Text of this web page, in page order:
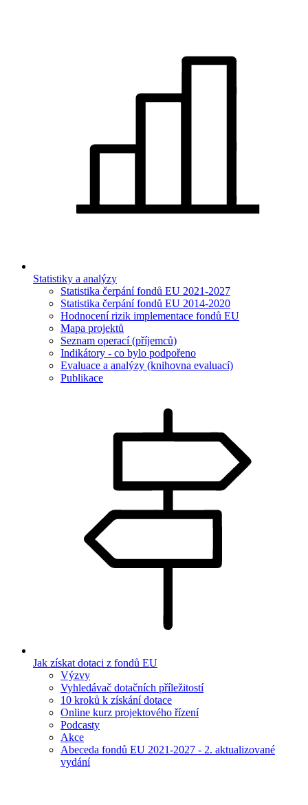
Statistiky a analýzy
Statistika čerpání fondů EU 2021-2027
Statistika čerpání fondů EU 2014-2020
Hodnocení rizik implementace fondů EU
Mapa projektů
Seznam operací (příjemců)
Indikátory - co bylo podpořeno
Evaluace a analýzy (knihovna evaluací)
Publikace
Jak získat dotaci z fondů EU
Výzvy
Vyhledávač dotačních příležitostí
10 kroků k získání dotace
Online kurz projektového řízení
Podcasty
Akce
Abeceda fondů EU 2021-2027 - 2. aktualizované
vydání